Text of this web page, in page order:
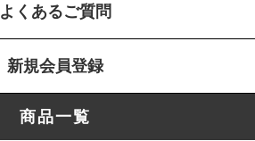
よくあるご質問
新規会員登録
商品一覧